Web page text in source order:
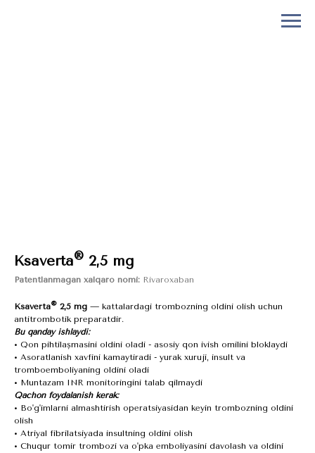
Ksaverta® 2,5 mg
Patentlanmagan xalqaro nomi: Rivaroxaban
Ksaverta® 2,5 mg — kattalardagi trombozning oldini olish uchun
antitrombotik preparatdir.
Bu qanday ishlaydi:
• Qon pıhtılaşmasını oldini oladi - asosiy qon ivish omilini bloklaydi
• Asoratlanish xavfini kamaytiradi - yurak xuruji, insult va
tromboemboliyaning oldini oladi
• Muntazam INR monitoringini talab qilmaydi
Qachon foydalanish kerak:
• Bo'g'imlarni almashtirish operatsiyasidan keyin trombozning oldini
olish
• Atriyal fibrilatsiyada insultning oldini olish
• Chuqur tomir trombozi va o'pka emboliyasini davolash va oldini